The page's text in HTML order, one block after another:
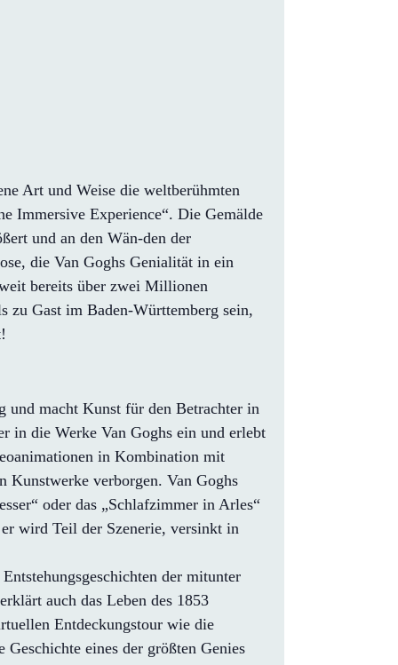
Art und Weise die weltberühmten
Immersive Experience“. Die Gemälde
und an den Wän-den der
die Van Goghs Genialität in ein
bereits über zwei Millionen
zu Gast im Baden-Württemberg sein,
und macht Kunst für den Betrachter in
in die Werke Van Goghs ein und erlebt
in Kombination mit
Kunstwerke verborgen. Van Goghs
oder das „Schlafzimmer in Arles“
wird Teil der Szenerie, versinkt in
der mitunter
auch das Leben des 1853
Entdeckungstour wie die
eines der größten Genies